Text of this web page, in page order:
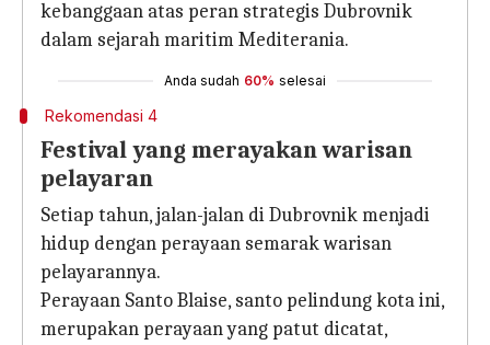
kebanggaan atas peran strategis Dubrovnik
dalam sejarah maritim Mediterania.
Anda sudah 60% selesai
Rekomendasi 4
Festival yang merayakan warisan
pelayaran
Setiap tahun, jalan-jalan di Dubrovnik menjadi
hidup dengan perayaan semarak warisan
pelayarannya.
Perayaan Santo Blaise, santo pelindung kota ini,
merupakan perayaan yang patut dicatat,